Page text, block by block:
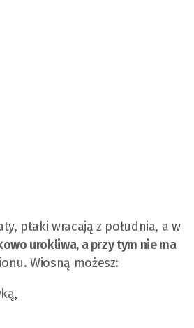
ptaki wracają z południa, a w
urokliwa, a przy tym nie ma
Wiosną możesz: